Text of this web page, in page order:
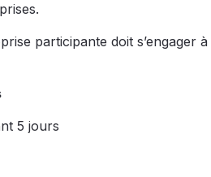
participante doit s’engager
5 jours